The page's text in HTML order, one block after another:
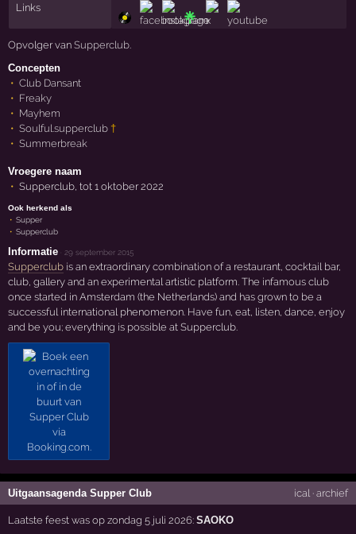
Links
Opvolger vanSupperclub.
Concepten
Club Dansant
Freaky
Mayhem
Soulful.supperclub †
Summerbreak
Vroegere naam
Supperclub, tot 1 oktober 2022
Ook herkend als
Supper
Supperclub
Informatie 29 september 2015
Supperclub is an extraordinary combination of a restaurant, cocktail bar,
club, gallery and an experimental artistic platform. The infamous club
once started in Amsterdam (the Netherlands) and has grown to be a
successful international phenomenon. Have fun, eat, listen, dance, enjoy
and be you; everything is possible at Supperclub.
Uitgaansagenda Supper Club ical· archief
Laatste feest was op zondag 5 juli 2026:SAOKO